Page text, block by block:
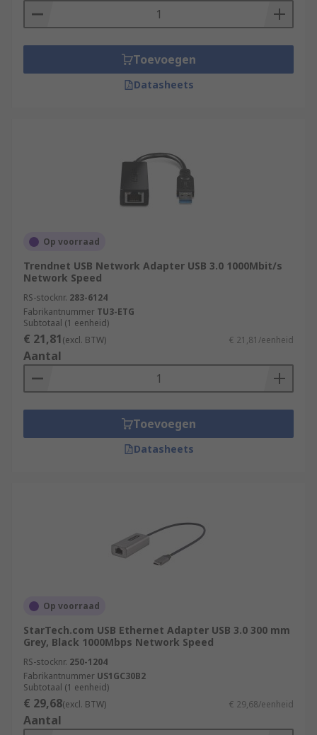
Toevoegen
Datasheets
Op voorraad
Trendnet USB Network Adapter USB 3.0 1000Mbit/s
Network Speed
RS-stocknr. 283-6124
Fabrikantnummer TU3-ETG
Subtotaal (1 eenheid)
€ 21,81(excl. BTW) € 21,81/eenheid
Aantal
Toevoegen
Datasheets
Op voorraad
StarTech.com USB Ethernet Adapter USB 3.0 300 mm
Grey, Black 1000Mbps Network Speed
RS-stocknr. 250-1204
Fabrikantnummer US1GC30B2
Subtotaal (1 eenheid)
€ 29,68(excl. BTW) € 29,68/eenheid
Aantal